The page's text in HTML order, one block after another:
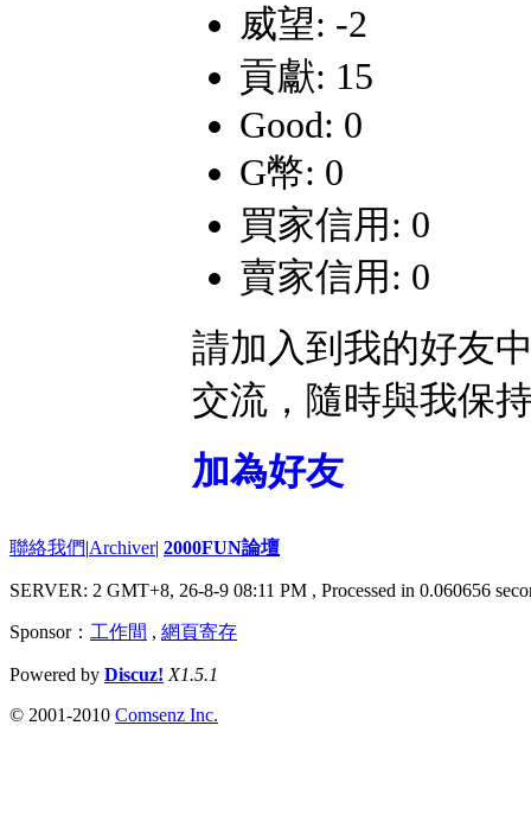
威望: -2
貢獻: 15
Good: 0
G幣: 0
買家信用: 0
賣家信用: 0
請加入到我的好友
交流，隨時與我保
加為好友
聯絡我們|Archiver| 2000FUN論壇
SERVER: 2 GMT+8, 26-8-9 08:11 PM , Processed in 0.060656
Sponsor： 工作間 , 網頁寄存
Powered by Discuz! X1.5.1
© 2001-2010 Comsenz Inc.